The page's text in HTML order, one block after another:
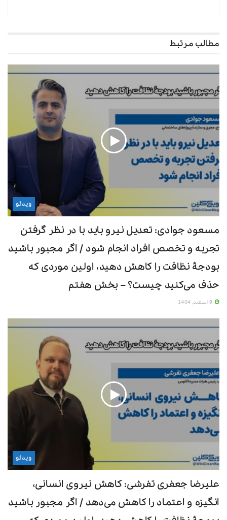
معرفی کارواش اتوماتیک ISTOBAL، مدل M’WASH4
گفت‌و‌گو
مهندس محسن مداحی، مدیرعامل آزمایشگاه آروین
دکتر حسین رضاسلطانی، مدیرعامل شرکت بازی سازان
دارن مارستون، بنیان‌گذار شرکت ICE و کارشناس ارشد
نظافت محیط‌زیستی
محیط زیست
نظافت و بهداشت، کلید موفقیت هند در بازار جهانی
محصولات دریایی
خطرات پنهان آفات برای کارکنان نظافت
تکنولوژی
فناوری در خدمت صنعت مهمان‌نوازی
۱۰ نوآوری برتر در تجهیزات نظافت صنعتی
معرفی کتاب
شش کتاب برای سلامتی جسم و روح
برای دانلود فایل پی دی اف و مشاهده آنلاین صفحات
شماره 44
اینجارا کلیک کنید.
مطالب مرتبط
ویدئو
مسعود جوادی: تعدیل نیرو باید با در نظر گرفتن
تجربه و تخصص افراد انجام شود / اگر مجبور باشید
بودجۀ نظافت را کاهش دهید، اولین موردی که
حذف می‌کنید چیست؟ – بخش هفتم
ویدئو
علیرضا جعفری تفرشی: کاهش نیروی انسانی،
انگیزه و اعتماد را کاهش می‌دهد / اگر مجبور باشید